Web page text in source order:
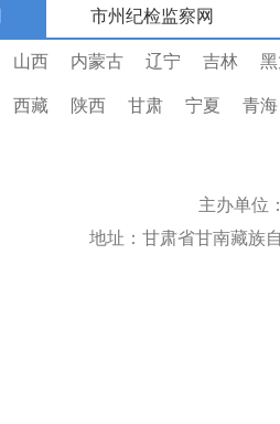
市州纪检监察网
山西 内蒙古 辽宁 吉林
西藏 陕西 甘肃 宁夏 青海
主办单位
地址：甘肃省甘南藏族